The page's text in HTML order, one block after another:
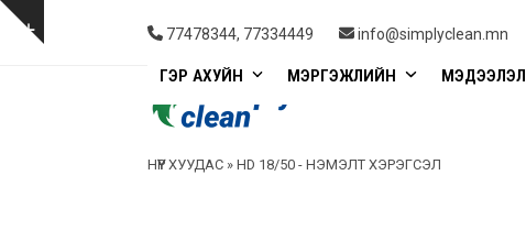
Skip
Show
77478344, 77334449 info@simplyclean.mn
ГЭР АХУЙН МЭРГЭЖЛИЙН МЭДЭЭЛЭЛ
НҮҮР ХУУДАС »HD 18/50 - НЭМЭЛТ ХЭРЭГСЭЛ